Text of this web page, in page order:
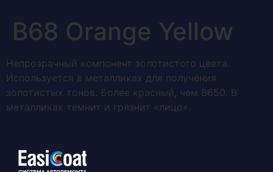
В68 Orange Yellow
Непрозрачный компонент золотистого цвета.
Используется в металликах для получения
золотистых тонов. Более красный, чем В650. В
металликах темнит и грязнит «лицо».